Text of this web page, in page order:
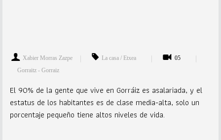
Xabier Morras Zazpe La casa / Etxea
05
Gorraitz - Gorraiz
El 90% de la gente que vive en Gorráiz es asalariada, y el
estatus de los habitantes es de clase media-alta, solo un
porcentaje pequeño tiene altos niveles de vida.